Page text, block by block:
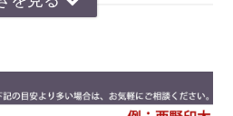
げ、空間を埋めるデザインが特徴で